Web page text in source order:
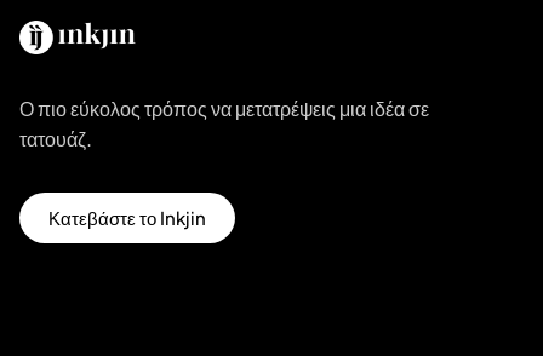
Ο πιο εύκολος τρόπος να μετατρέψεις μια ιδέα σε
τατουάζ.
Κατεβάστε το Inkjin